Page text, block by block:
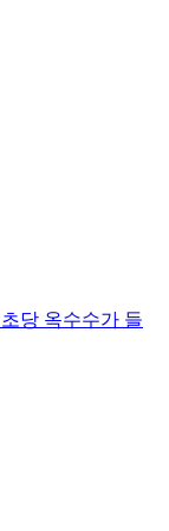
당 옥수수가 들